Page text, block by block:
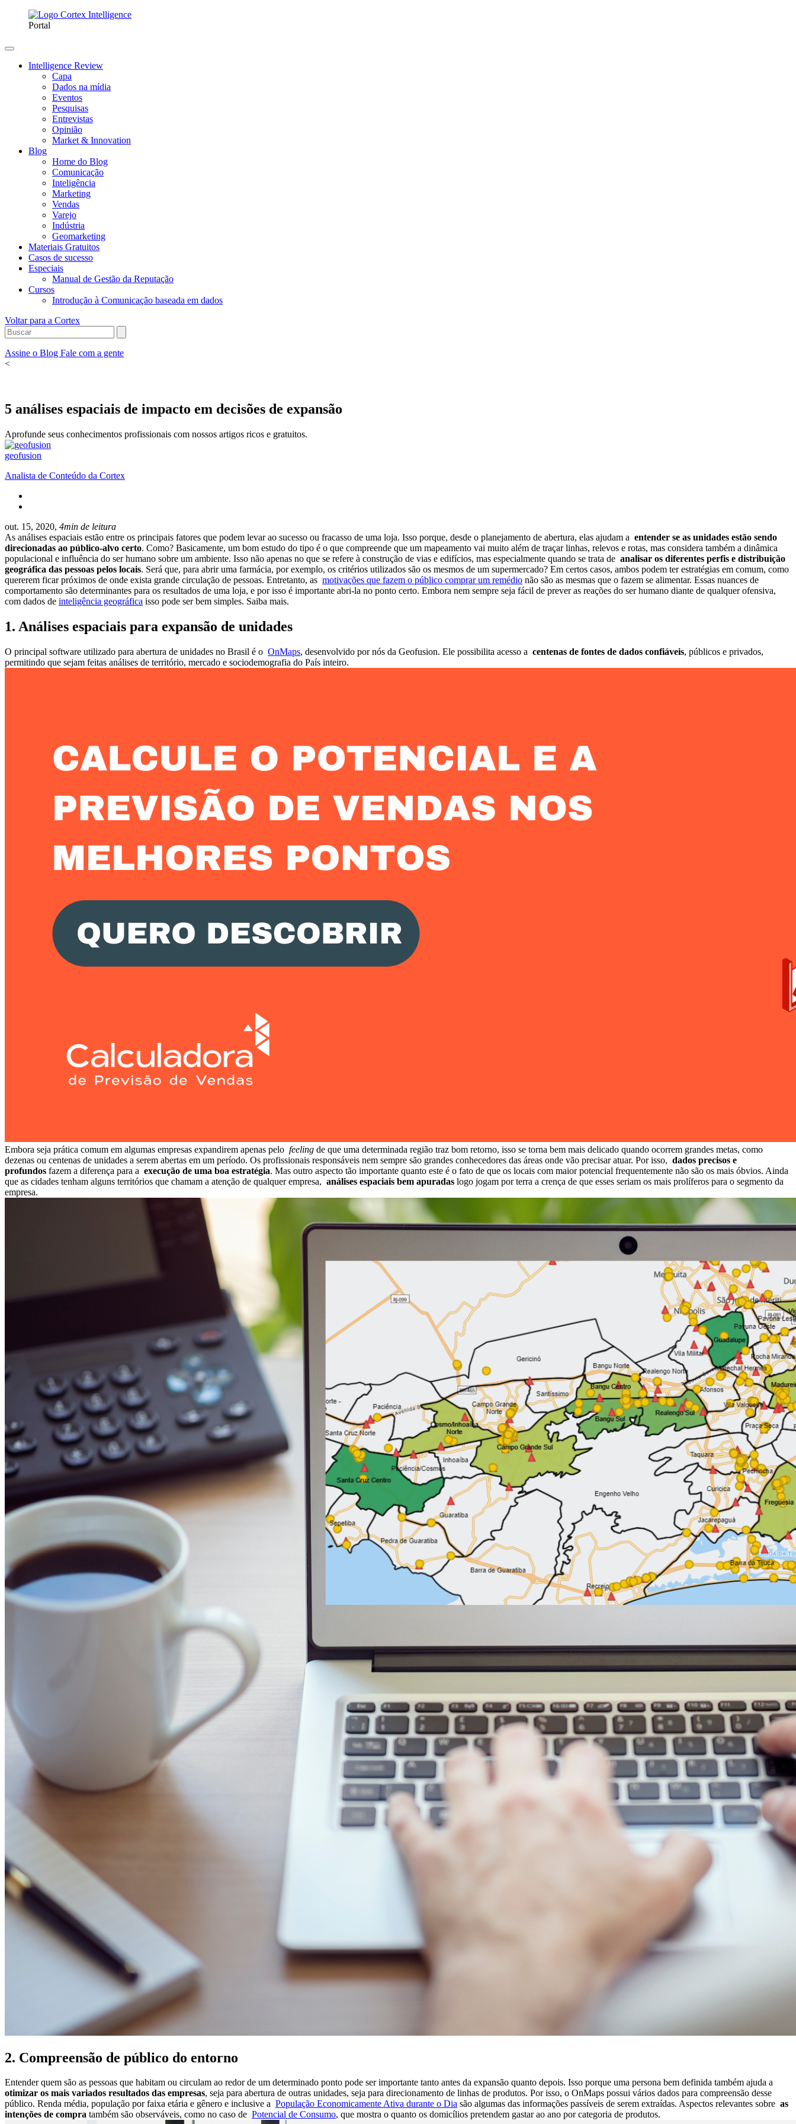
Portal
Intelligence Review
Capa
Dados na mídia
Eventos
Pesquisas
Entrevistas
Opinião
Market & Innovation
Blog
Home do Blog
Comunicação
Inteligência
Marketing
Vendas
Varejo
Indústria
Geomarketing
Materiais Gratuitos
Casos de sucesso
Especiais
Manual de Gestão da Reputação
Cursos
Introdução à Comunicação baseada em dados
Voltar para a Cortex
Assine o Blog Fale com a gente
<
5 análises espaciais de impacto em decisões de expansão
Aprofunde seus conhecimentos profissionais com nossos artigos ricos e gratuitos.
geofusion
Analista de Conteúdo da Cortex
out. 15, 2020, 4min de leitura
As análises espaciais estão entre os principais fatores que podem levar ao sucesso ou fracasso de uma loja. Isso porque, desde o planejamento de abertura, elas ajudam a entender se as unidades estão sendo
direcionadas ao público-alvo certo. Como? Basicamente, um bom estudo do tipo é o que compreende que um mapeamento vai muito além de traçar linhas, relevos e rotas, mas considera também a dinâmica
populacional e influência do ser humano sobre um ambiente. Isso não apenas no que se refere à construção de vias e edifícios, mas especialmente quando se trata de analisar os diferentes perfis e distribuição
geográfica das pessoas pelos locais. Será que, para abrir uma farmácia, por exemplo, os critérios utilizados são os mesmos de um supermercado? Em certos casos, ambos podem ter estratégias em comum, como
quererem ficar próximos de onde exista grande circulação de pessoas. Entretanto, as motivações que fazem o público comprar um remédio não são as mesmas que o fazem se alimentar. Essas nuances de
comportamento são determinantes para os resultados de uma loja, e por isso é importante abri-la no ponto certo. Embora nem sempre seja fácil de prever as reações do ser humano diante de qualquer ofensiva,
com dados de inteligência geográfica isso pode ser bem simples. Saiba mais.
1. Análises espaciais para expansão de unidades
O principal software utilizado para abertura de unidades no Brasil é o OnMaps, desenvolvido por nós da Geofusion. Ele possibilita acesso a centenas de fontes de dados confiáveis, públicos e privados,
permitindo que sejam feitas análises de território, mercado e sociodemografia do País inteiro.
Embora seja prática comum em algumas empresas expandirem apenas pelo feeling de que uma determinada região traz bom retorno, isso se torna bem mais delicado quando ocorrem grandes metas, como
dezenas ou centenas de unidades a serem abertas em um período. Os profissionais responsáveis nem sempre são grandes conhecedores das áreas onde vão precisar atuar. Por isso, dados precisos e
profundos fazem a diferença para a execução de uma boa estratégia. Mas outro aspecto tão importante quanto este é o fato de que os locais com maior potencial frequentemente não são os mais óbvios. Ainda
que as cidades tenham alguns territórios que chamam a atenção de qualquer empresa, análises espaciais bem apuradas logo jogam por terra a crença de que esses seriam os mais prolíferos para o segmento da
empresa.
2. Compreensão de público do entorno
Entender quem são as pessoas que habitam ou circulam ao redor de um determinado ponto pode ser importante tanto antes da expansão quanto depois. Isso porque uma persona bem definida também ajuda a
otimizar os mais variados resultados das empresas, seja para abertura de outras unidades, seja para direcionamento de linhas de produtos. Por isso, o OnMaps possui vários dados para compreensão desse
público. Renda média, população por faixa etária e gênero e inclusive a População Economicamente Ativa durante o Dia são algumas das informações passíveis de serem extraídas. Aspectos relevantes sobre as
intenções de compra também são observáveis, como no caso de Potencial de Consumo, que mostra o quanto os domicílios pretendem gastar ao ano por categoria de produtos.